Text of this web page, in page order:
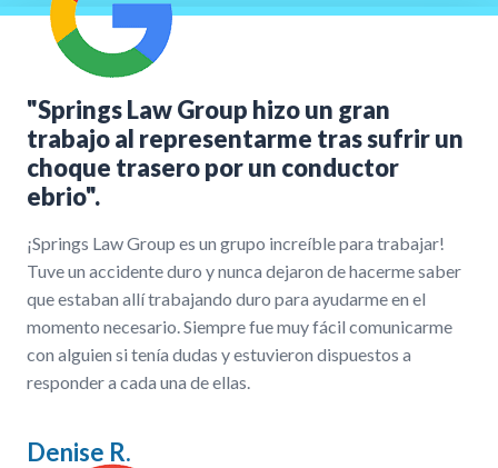
"Springs Law Group hizo un gran
trabajo al representarme tras sufrir un
choque trasero por un conductor
ebrio".
¡Springs Law Group es un grupo increíble para trabajar!
Tuve un accidente duro y nunca dejaron de hacerme saber
que estaban allí trabajando duro para ayudarme en el
momento necesario. Siempre fue muy fácil comunicarme
con alguien si tenía dudas y estuvieron dispuestos a
responder a cada una de ellas.
Denise R.